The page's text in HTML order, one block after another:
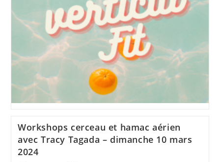
Workshops cerceau et hamac aérien
avec Tracy Tagada – dimanche 10 mars
2024